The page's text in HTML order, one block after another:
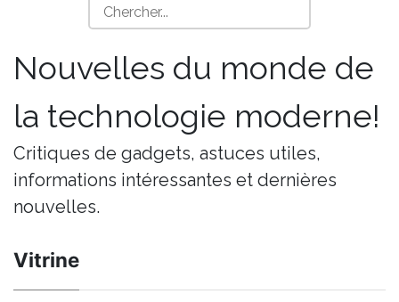
Nouvelles du monde de
la technologie moderne!
Critiques de gadgets, astuces utiles,
informations intéressantes et dernières
nouvelles.
Vitrine